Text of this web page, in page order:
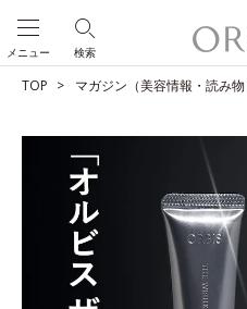
検索
メニュー
TOP マガジン（美容情報・読み物